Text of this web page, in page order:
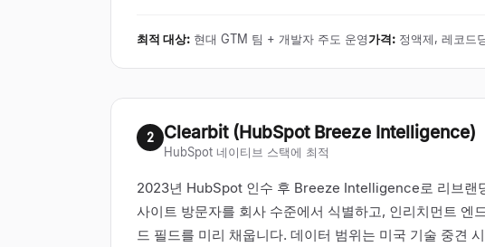
최적 대상: 현대 GTM 팀 + 개발자 주도 운영가격: 정액제, 레코드
2 Clearbit (HubSpot Breeze Intelligence)
HubSpot 네이티브 스택에 최적
2023년 HubSpot 인수 후 Breeze Intelligence로 리브랜
사이트 방문자를 회사 수준에서 식별하고, 인리치먼트 엔
드 필드를 미리 채웁니다. 데이터 범위는 미국 기술 중견